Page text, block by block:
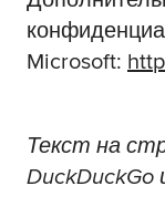
Microsoft:
Текст на
DuckDuckGo